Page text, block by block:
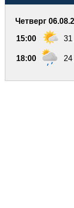
Четверг
15:00 31
18:00 24